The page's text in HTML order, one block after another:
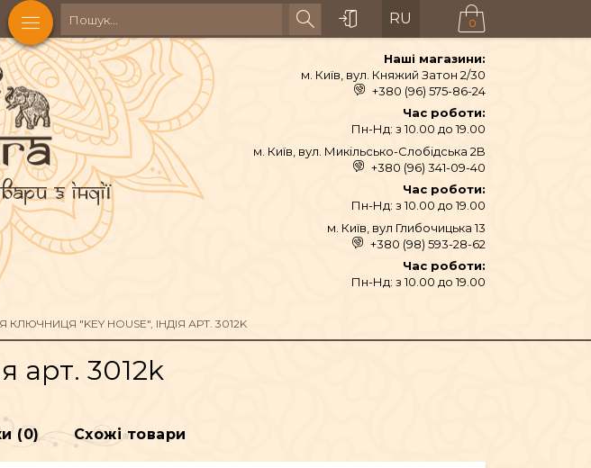
RU 0
з Індії
Наші магазини:
м. Київ, вул. Княжий Затон 2/30
+380 (96) 575-86-24
Час роботи:
Пн-Нд: з 10.00 до 19.00
м. Київ, вул. Микільсько-Слобідська 2B
+380 (96) 341-09-40
Час роботи:
Пн-Нд: з 10.00 до 19.00
м. Київ, вул Глибочицька 13
+380 (98) 593-28-62
Час роботи:
Пн-Нд: з 10.00 до 19.00
ЧАШІ ТА ДЗВОНИ
"KEY HOUSE", ІНДІЯ АРТ. 3012K
арт. 3012k
(0) Схожі товари